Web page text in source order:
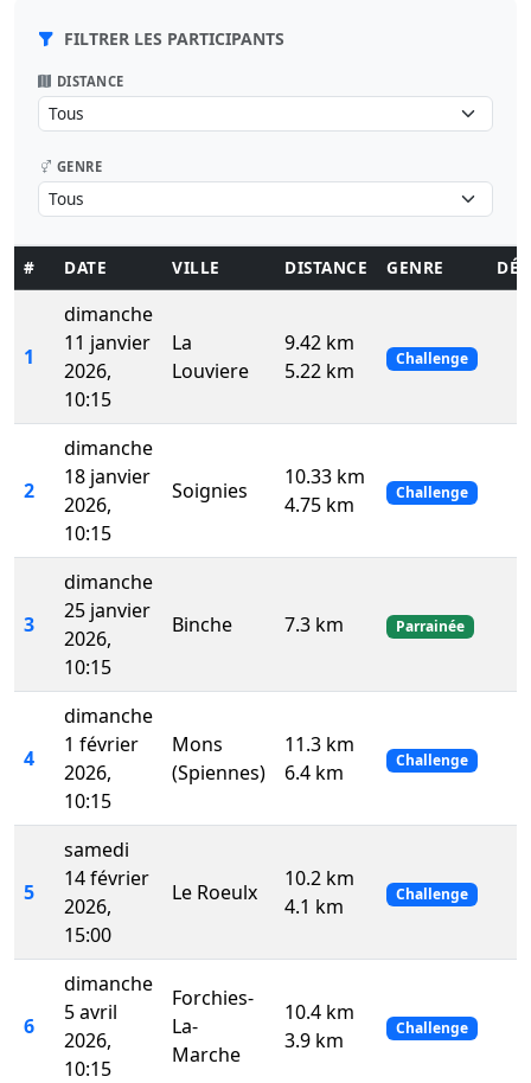
FILTRER LES PARTICIPANTS
DISTANCE
GENRE
# DATE VILLE DISTANCE GENRE
1
dimanche
11 janvier
2026,
10:15
La
Louviere
9.42 km
5.22 km
Challenge
2
dimanche
18 janvier
2026,
10:15
Soignies
10.33 km
4.75 km
Challenge
3
dimanche
25 janvier
2026,
10:15
Binche 7.3 km Parrainée
4
dimanche
1 février
2026,
10:15
Mons
(Spiennes)
11.3 km
6.4 km
Challenge
5
samedi
14 février
2026,
15:00
Le Roeulx
10.2 km
4.1 km
Challenge
6
dimanche
5 avril
2026,
10:15
Forchies-
La-
Marche
10.4 km
3.9 km
Challenge